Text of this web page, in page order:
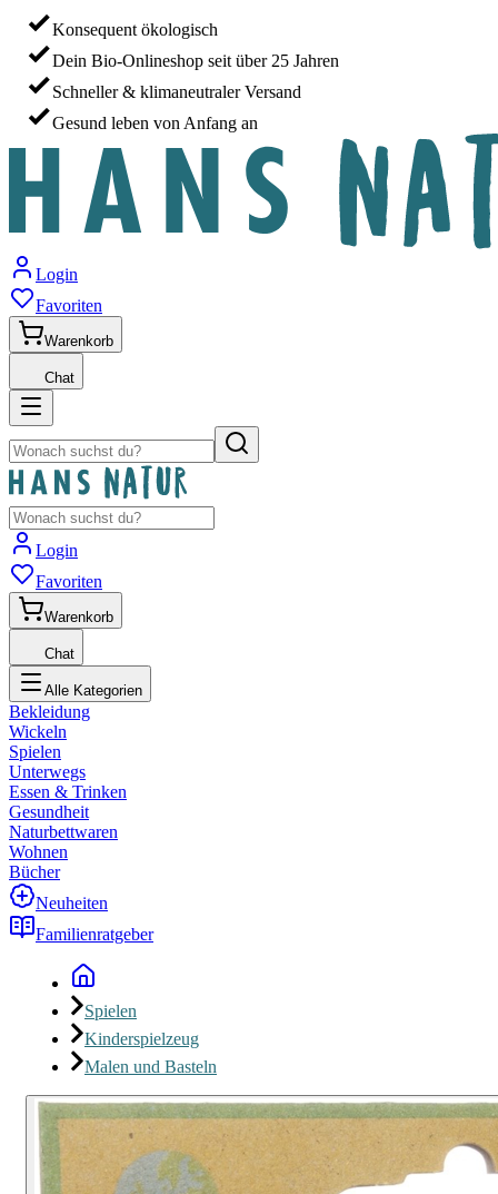
Konsequent ökologisch
Dein Bio-Onlineshop seit über 25 Jahren
Schneller & klimaneutraler Versand
Gesund leben von Anfang an
Login
Favoriten
Warenkorb
Chat
Login
Favoriten
Warenkorb
Chat
Alle Kategorien
Bekleidung
Wickeln
Spielen
Unterwegs
Essen & Trinken
Gesundheit
Naturbettwaren
Wohnen
Bücher
Neuheiten
Familienratgeber
Spielen
Kinderspielzeug
Malen und Basteln